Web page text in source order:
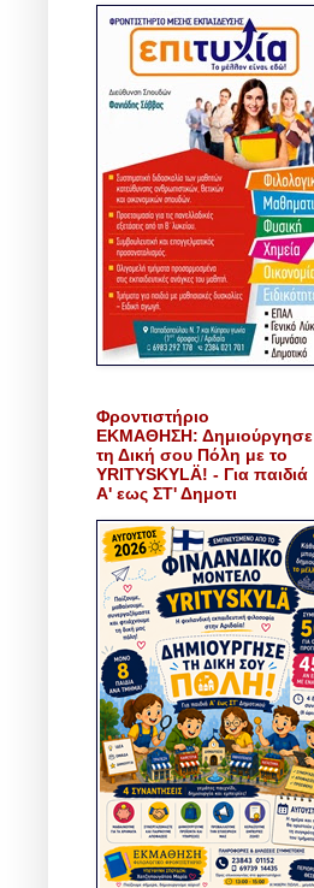
Φροντιστήριο
ΕΚΜΑΘΗΣΗ: Δημιούργησε
τη Δική σου Πόλη με το
YRITYSKYLÄ! - Για παιδιά
Α' εως ΣΤ' Δημοτι